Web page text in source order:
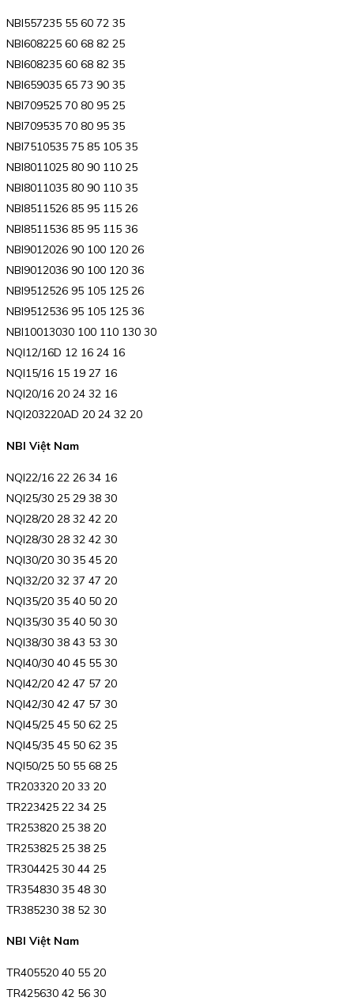
NBI557235 55 60 72 35
NBI608225 60 68 82 25
NBI608235 60 68 82 35
NBI659035 65 73 90 35
NBI709525 70 80 95 25
NBI709535 70 80 95 35
NBI7510535 75 85 105 35
NBI8011025 80 90 110 25
NBI8011035 80 90 110 35
NBI8511526 85 95 115 26
NBI8511536 85 95 115 36
NBI9012026 90 100 120 26
NBI9012036 90 100 120 36
NBI9512526 95 105 125 26
NBI9512536 95 105 125 36
NBI10013030 100 110 130 30
NQI12/16D 12 16 24 16
NQI15/16 15 19 27 16
NQI20/16 20 24 32 16
NQI203220AD 20 24 32 20
NBI Việt Nam
NQI22/16 22 26 34 16
NQI25/30 25 29 38 30
NQI28/20 28 32 42 20
NQI28/30 28 32 42 30
NQI30/20 30 35 45 20
NQI32/20 32 37 47 20
NQI35/20 35 40 50 20
NQI35/30 35 40 50 30
NQI38/30 38 43 53 30
NQI40/30 40 45 55 30
NQI42/20 42 47 57 20
NQI42/30 42 47 57 30
NQI45/25 45 50 62 25
NQI45/35 45 50 62 35
NQI50/25 50 55 68 25
TR203320 20 33 20
TR223425 22 34 25
TR253820 25 38 20
TR253825 25 38 25
TR304425 30 44 25
TR354830 35 48 30
TR385230 38 52 30
NBI Việt Nam
TR405520 40 55 20
TR425630 42 56 30